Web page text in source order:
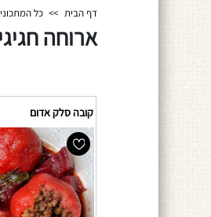
דף הבית >> כל
ארוחה
קובה סלק אדום